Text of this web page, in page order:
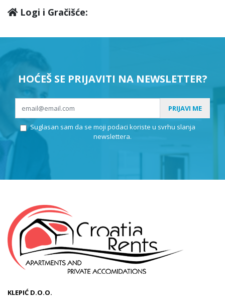
Logi i Gračišće:
HOĆEŠ SE PRIJAVITI NA NEWSLETTER?
PRIJAVI ME
Suglasan sam da se moji podaci koriste u svrhu slanja
newslettera.
KLEPIĆ D.O.O.